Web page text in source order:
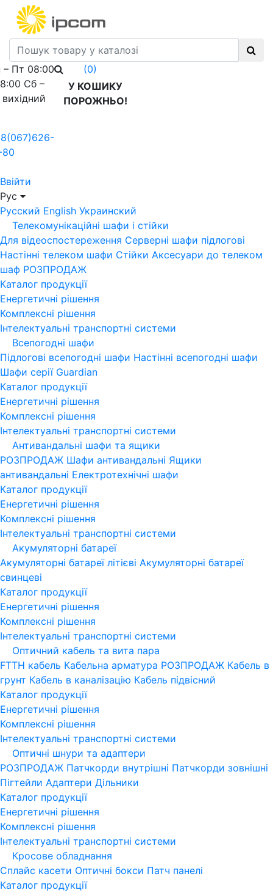
– Пт 08:00
Сб –
80
(0)
У КОШИКУ
ПОРОЖНЬО!
Ввійти
Рус
Русский English Украинский
Телекомунікаційні шафи і стійки
Для відеоспостереження Серверні шафи підлогові
Настінні телеком шафи Стійки Аксесуари до телеком
шаф РОЗПРОДАЖ
Каталог продукції
Енергетичні рішення
Комплексні рішення
Інтелектуальні транспортні системи
Всепогодні шафи
Підлогові всепогодні шафи Настінні всепогодні шафи
Шафи серії Guardian
Каталог продукції
Енергетичні рішення
Комплексні рішення
Інтелектуальні транспортні системи
Антивандальні шафи та ящики
РОЗПРОДАЖ Шафи антивандальні Ящики
антивандальні Електротехнічні шафи
Каталог продукції
Енергетичні рішення
Комплексні рішення
Інтелектуальні транспортні системи
Акумуляторні батареї
Акумуляторні батареї літієві Акумуляторні батареї
свинцеві
Каталог продукції
Енергетичні рішення
Комплексні рішення
Інтелектуальні транспортні системи
Оптичний кабель та вита пара
FTTH кабель Кабельна арматура РОЗПРОДАЖ Кабель в
грунт Кабель в каналізацію Кабель підвісний
Каталог продукції
Енергетичні рішення
Комплексні рішення
Інтелектуальні транспортні системи
Оптичні шнури та адаптери
РОЗПРОДАЖ Патчкорди внутрішні Патчкорди зовнішні
Пігтейли Адаптери Дільники
Каталог продукції
Енергетичні рішення
Комплексні рішення
Інтелектуальні транспортні системи
Кросове обладнання
Сплайс касети Оптичні бокси Патч панелі
Каталог продукції